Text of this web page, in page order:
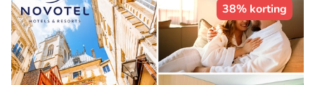
38% korting